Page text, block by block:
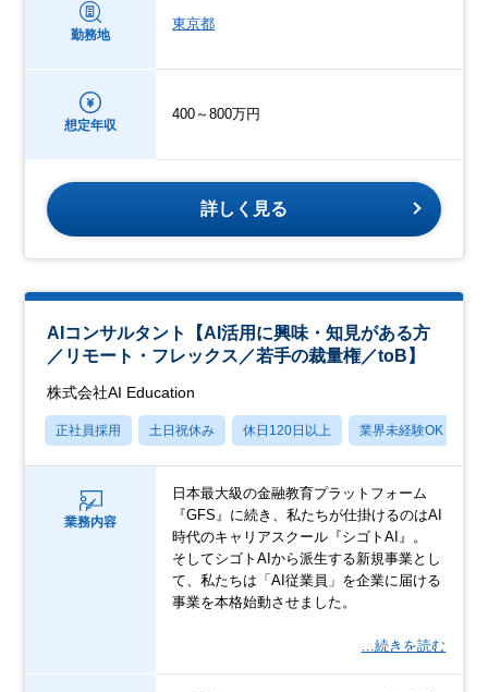
勤務地
東京都
想定年収
400～800万円
詳しく見る
AIコンサルタント【AI活用に興味・知見がある方
／リモート・フレックス／若手の裁量権／toB】
株式会社AI Education
正社員採用 土日祝休み 休日120日以上 業界未経験OK
業務内容
日本最大級の金融教育プラットフォーム
『GFS』に続き、私たちが仕掛けるのはAI
時代のキャリアスクール『シゴトAI』。
そしてシゴトAIから派生する新規事業とし
て、私たちは「AI従業員」を企業に届ける
事業を本格始動させました。
…続きを読む